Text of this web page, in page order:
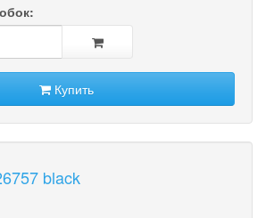
Купить
black